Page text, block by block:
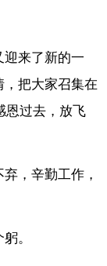
来了新的一
把大家召集在
恩过去，放飞
，辛勤工作，
。